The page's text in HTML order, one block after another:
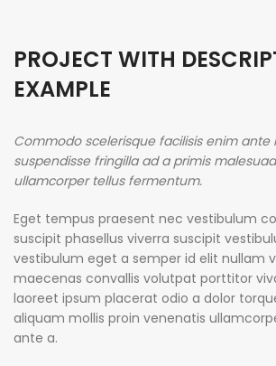
PROJECT WITH
EXAMPLE
Commodo scelerisque facilisis enim ante
suspendisse fringilla ad a primis
ullamcorper tellus fermentum.
Eget tempus praesent nec vestibulum
suscipit phasellus viverra suscipit
vestibulum eget a semper id elit nullam
maecenas convallis volutpat porttitor
laoreet ipsum placerat odio a dolor
aliquam mollis proin venenatis
ante a.